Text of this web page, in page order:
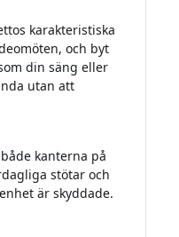
karakteristiska
och byt
din säng eller
utan att
kanterna på
stötar och
är skyddade.